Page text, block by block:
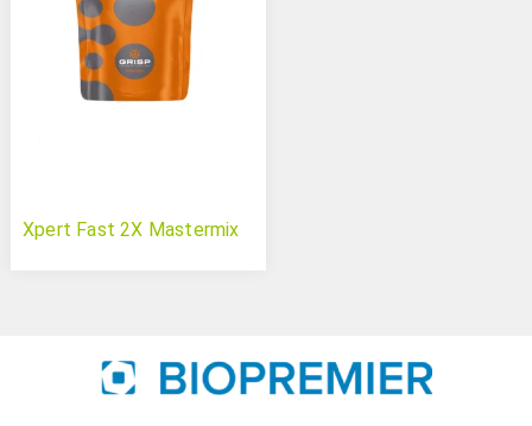
Xpert Fast 2X Mastermix